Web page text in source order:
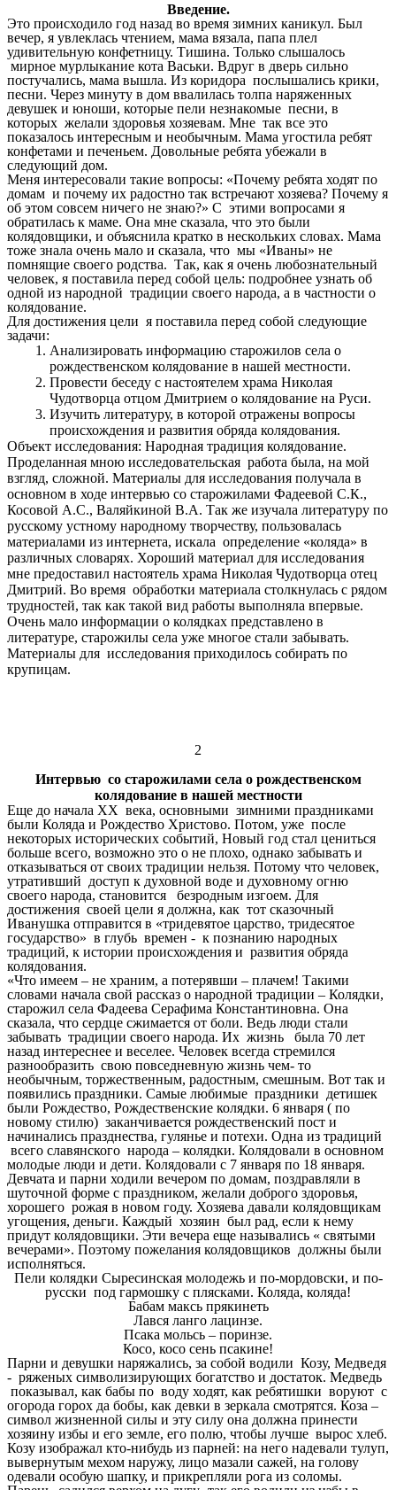
Введение.
Это происходило год назад во время зимних каникул. Был
вечер, я увлеклась чтением, мама вязала, папа плел
удивительную конфетницу. Тишина. Только слышалось
мирное мурлыкание кота Васьки. Вдруг в дверь сильно
постучались, мама вышла. Из коридора послышались крики,
песни. Через минуту в дом ввалилась толпа наряженных
девушек и юноши, которые пели незнакомые песни, в
которых желали здоровья хозяевам. Мне так все это
показалось интересным и необычным. Мама угостила ребят
конфетами и печеньем. Довольные ребята убежали в
следующий дом.
Меня интересовали такие вопросы: «Почему ребята ходят по
домам и почему их радостно так встречают хозяева? Почему я
об этом совсем ничего не знаю?» С этими вопросами я
обратилась к маме. Она мне сказала, что это были
колядовщики, и объяснила кратко в нескольких словах. Мама
тоже знала очень мало и сказала, что мы «Иваны» не
помнящие своего родства. Так, как я очень любознательный
человек, я поставила перед собой цель: подробнее узнать об
одной из народной традиции своего народа, а в частности о
колядование.
Для достижения цели я поставила перед собой следующие
задачи:
Анализировать информацию старожилов села о
рождественском колядование в нашей местности.
Провести беседу с настоятелем храма Николая
Чудотворца отцом Дмитрием о колядование на Руси.
Изучить литературу, в которой отражены вопросы
происхождения и развития обряда колядования.
Объект исследования: Народная традиция колядование.
Проделанная мною исследовательская работа была, на мой
взгляд, сложной. Материалы для исследования получала в
основном в ходе интервью со старожилами Фадеевой С.К.,
Косовой А.С., Валяйкиной В.А. Так же изучала литературу по
русскому устному народному творчеству, пользовалась
материалами из интернета, искала определение «коляда» в
различных словарях. Хороший материал для исследования
мне предоставил настоятель храма Николая Чудотворца отец
Дмитрий. Во время обработки материала столкнулась с рядом
трудностей, так как такой вид работы выполняла впервые.
Очень мало информации о колядках представлено в
литературе, старожилы села уже многое стали забывать.
Материалы для исследования приходилось собирать по
крупицам.
2
Интервью со старожилами села о рождественском
колядование в нашей местности
Еще до начала XX века, основными зимними праздниками
были Коляда и Рождество Христово. Потом, уже после
некоторых исторических событий, Новый год стал цениться
больше всего, возможно это о не плохо, однако забывать и
отказываться от своих традиции нельзя. Потому что человек,
утративший доступ к духовной воде и духовному огню
своего народа, становится безродным изгоем. Для
достижения своей цели я должна, как тот сказочный
Иванушка отправится в «тридевятое царство, тридесятое
государство» в глубь времен - к познанию народных
традиций, к истории происхождения и развития обряда
колядования.
«Что имеем – не храним, а потерявши – плачем! Такими
словами начала свой рассказ о народной традиции – Колядки,
старожил села Фадеева Серафима Константиновна. Она
сказала, что сердце сжимается от боли. Ведь люди стали
забывать традиции своего народа. Их жизнь была 70 лет
назад интереснее и веселее. Человек всегда стремился
разнообразить свою повседневную жизнь чем- то
необычным, торжественным, радостным, смешным. Вот так и
появились праздники. Самые любимые праздники детишек
были Рождество, Рождественские колядки. 6 января ( по
новому стилю) заканчивается рождественский пост и
начинались празднества, гулянье и потехи. Одна из традиций
всего славянского народа – колядки. Колядовали в основном
молодые люди и дети. Колядовали с 7 января по 18 января.
Девчата и парни ходили вечером по домам, поздравляли в
шуточной форме с праздником, желали доброго здоровья,
хорошего рожая в новом году. Хозяева давали колядовщикам
угощения, деньги. Каждый хозяин был рад, если к нему
придут колядовщики. Эти вечера еще назывались « святыми
вечерами». Поэтому пожелания колядовщиков должны были
исполняться.
Пели колядки Сыресинская молодежь и по-мордовски, и по-
русски под гармошку с плясками. Коляда, коляда!
Бабам максь прякинеть
Лався ланго лацинзе.
Псака мольсь – поринзе.
Косо, косо сень псакине!
Парни и девушки наряжались, за собой водили Козу, Медведя
- ряженых символизирующих богатство и достаток. Медведь
показывал, как бабы по воду ходят, как ребятишки воруют с
огорода горох да бобы, как девки в зеркала смотрятся. Коза –
символ жизненной силы и эту силу она должна принести
хозяину избы и его земле, его полю, чтобы лучше вырос хлеб.
Козу изображал кто-нибудь из парней: на него надевали тулуп,
вывернутым мехом наружу, лицо мазали сажей, на голову
одевали особую шапку, и прикрепляли рога из соломы.